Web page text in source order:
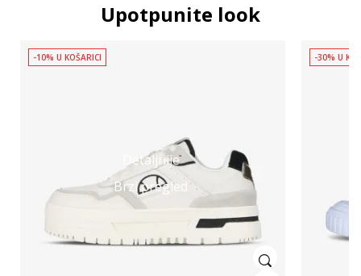
Upotpunite look
Detaljnije
Brzi pregled
-10% U KOŠARICI -30% U